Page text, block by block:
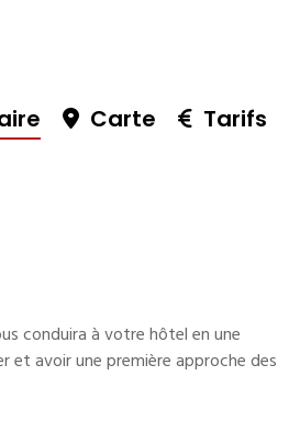
Carte
Tarifs
conduira à votre hôtel en une
et avoir une première approche des